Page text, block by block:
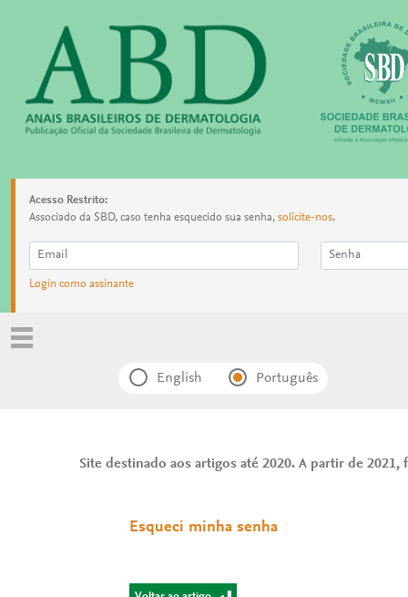
Acesso Restrito:
Associado da SBD, caso tenha esquecido sua senha, solicite-nos.
Login como assinante
English Português
Site destinado aos artigos até 2020. A partir de
Esqueci minha senha